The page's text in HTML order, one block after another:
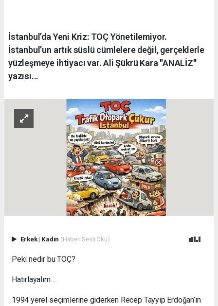
İstanbul’da Yeni Kriz: TOÇ Yönetilemiyor.
İstanbul’un artık süslü cümlelere değil, gerçeklerle
yüzleşmeye ihtiyacı var. Ali Şükrü Kara ''ANALİZ''
yazısı...
Erkek| Kadın (Haberi Sesli Oku)
Peki nedir bu TOÇ?
Hatırlayalım…
1994 yerel seçimlerine giderken Recep Tayyip Erdoğan’ın